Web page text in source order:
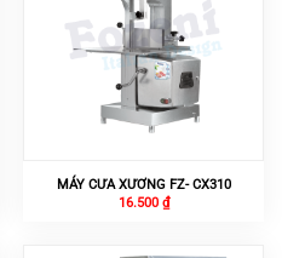
MÁY CƯA XƯƠNG FZ- CX310
16.500 ₫